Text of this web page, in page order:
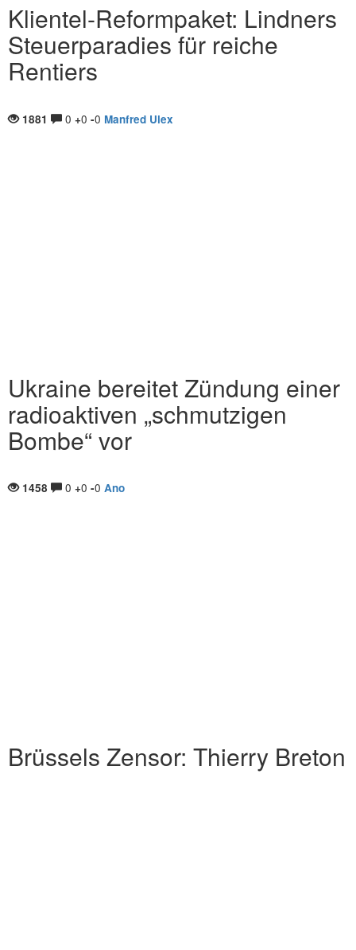
Klientel-Reformpaket: Lindners
Steuerparadies für reiche
Rentiers
1881 0 +0 -0 Manfred Ulex
Ukraine bereitet Zündung einer
radioaktiven „schmutzigen
Bombe“ vor
1458 0 +0 -0 Ano
Brüssels Zensor: Thierry Breton